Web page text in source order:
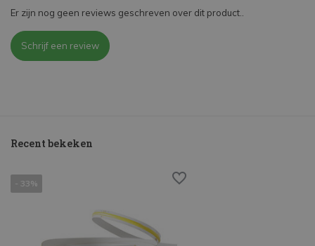
Er zijn nog geen reviews geschreven over dit product..
Schrijf een review
Recent bekeken
- 33%